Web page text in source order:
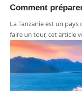
Comment
La Tanzanie est un
faire un tour, cet article